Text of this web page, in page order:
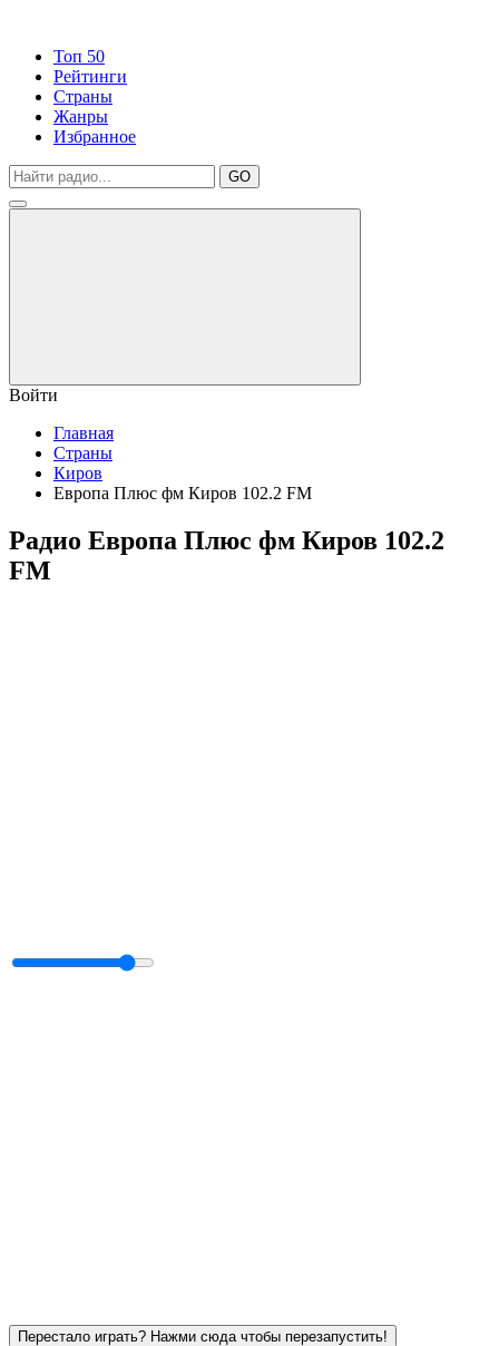
Топ 50
Рейтинги
Страны
Жанры
Избранное
GO
Войти
Главная
Страны
Киров
Европа Плюс фм Киров 102.2 FM
Радио Европа Плюс фм Киров 102.2
FM
Перестало играть? Нажми сюда чтобы перезапустить!